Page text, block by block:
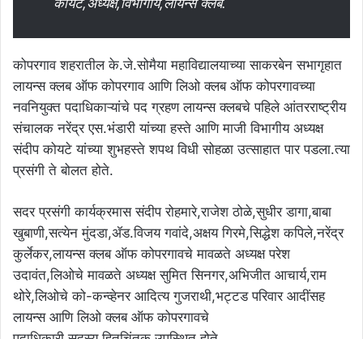
कोपरगाव शहरातील के.जे.सोमैया महाविद्यालयाच्या साकरबेन सभागृहात
लायन्स क्लब ऑफ कोपरगाव आणि लिओ क्लब ऑफ कोपरगावच्या
नवनियुक्त पदाधिकाऱ्यांचे पद ग्रहण लायन्स क्लबचे पहिले आंतरराष्ट्रीय
संचालक नरेंद्र एस.भंडारी यांच्या हस्ते आणि माजी विभागीय अध्यक्ष
संदीप कोयटे यांच्या शुभहस्ते शपथ विधी सोहळा उत्साहात पार पडला.त्या
प्रसंगी ते बोलत होते.
सदर प्रसंगी कार्यक्रमास संदीप रोहमारे,राजेश ठोळे,सुधीर डागा,बाबा
खुबाणी,सत्येन मुंदडा,ॲड.विजय गवांदे,अक्षय गिरमे,सिद्धेश कपिले,नरेंद्र
कुर्लेकर,लायन्स क्लब ऑफ कोपरगावचे मावळते अध्यक्ष परेश
उदावंत,लिओचे मावळते अध्यक्ष सुमित सिनगर,अभिजीत आचार्य,राम
थोरे,लिओचे को-कन्व्हेनर आदित्य गुजराथी,भट्टड परिवार आदींसह
लायन्स आणि लिओ क्लब ऑफ कोपरगावचे